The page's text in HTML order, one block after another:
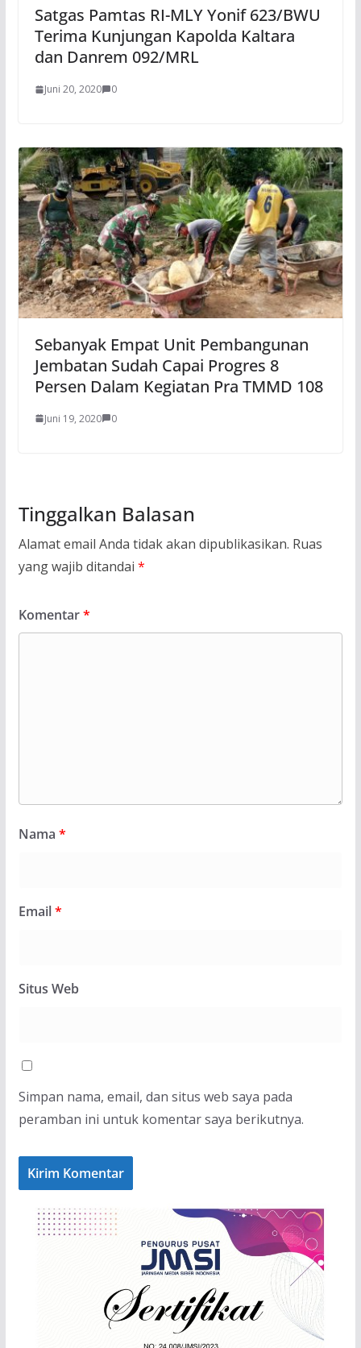
Satgas Pamtas RI-MLY Yonif 623/BWU
Terima Kunjungan Kapolda Kaltara
dan Danrem 092/MRL
Juni 20, 2020 0
Sebanyak Empat Unit Pembangunan
Jembatan Sudah Capai Progres 8
Persen Dalam Kegiatan Pra TMMD 108
Juni 19, 2020 0
Tinggalkan Balasan
Alamat email Anda tidak akan dipublikasikan. Ruas
yang wajib ditandai *
Komentar*
Nama *
Email*
Situs Web
Simpan nama, email, dan situs web saya pada
peramban ini untuk komentar saya berikutnya.